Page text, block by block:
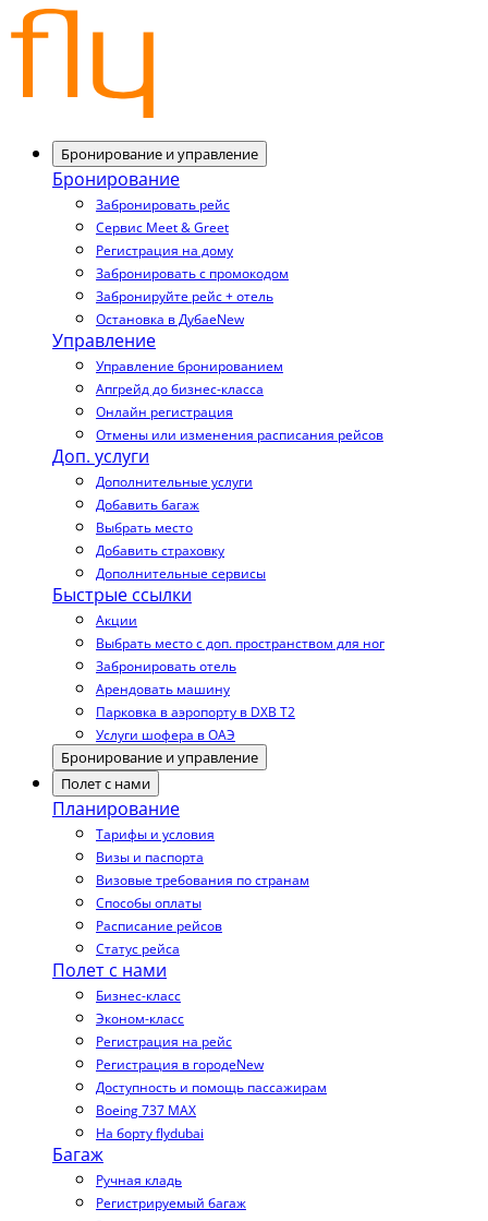
Бронирование и управление
Бронирование
Забронировать рейс
Сервис Meet & Greet
Регистрация на дому
Забронировать с промокодом
Забронируйте рейс + отель
Остановка в ДубаеNew
Управление
Управление бронированием
Апгрейд до бизнес-класса
Онлайн регистрация
Отмены или изменения расписания рейсов
Доп. услуги
Дополнительные услуги
Добавить багаж
Выбрать место
Добавить страховку
Дополнительные сервисы
Быстрые ссылки
Акции
Выбрать место с доп. пространством для ног
Забронировать отель
Арендовать машину
Парковка в аэропорту в DXB T2
Услуги шофера в ОАЭ
Бронирование и управление
Полет с нами
Планирование
Тарифы и условия
Визы и паспорта
Визовые требования по странам
Способы оплаты
Расписание рейсов
Статус рейса
Полет с нами
Бизнес-класс
Эконом-класс
Регистрация на рейс
Регистрация в городеNew
Доступность и помощь пассажирам
Boeing 737 MAX
На борту flydubai
Багаж
Ручная кладь
Регистрируемый багаж